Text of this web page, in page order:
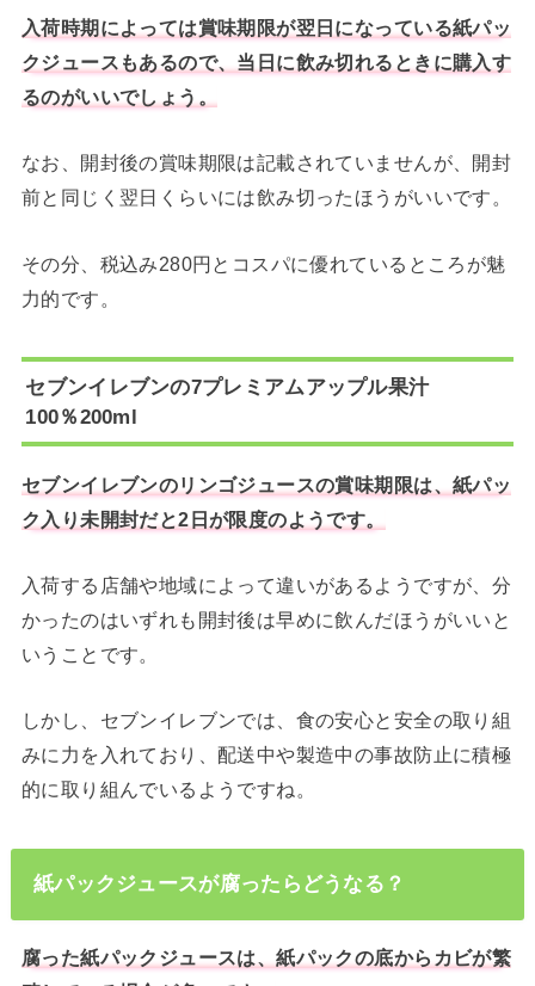
入荷時期によっては賞味期限が翌日になっている紙パッ
クジュースもあるので、当日に飲み切れるときに購入す
るのがいいでしょう。
なお、開封後の賞味期限は記載されていませんが、開封
前と同じく翌日くらいには飲み切ったほうがいいです。
その分、税込み280円とコスパに優れているところが魅
力的です。
セブンイレブンの7プレミアムアップル果汁
100％200ml
セブンイレブンのリンゴジュースの賞味期限は、紙パッ
ク入り未開封だと2日が限度のようです。
入荷する店舗や地域によって違いがあるようですが、分
かったのはいずれも開封後は早めに飲んだほうがいいと
いうことです。
しかし、セブンイレブンでは、食の安心と安全の取り組
みに力を入れており、配送中や製造中の事故防止に積極
的に取り組んでいるようですね。
紙パックジュースが腐ったらどうなる？
腐った紙パックジュースは、紙パックの底からカビが繁